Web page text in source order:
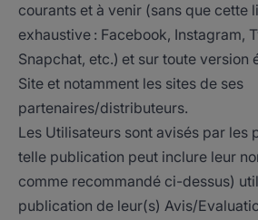
courants et à venir (sans que cette
exhaustive : Facebook, Instagram,
Snapchat, etc.) et sur toute version
Site et notamment les sites de ses
partenaires/distributeurs.
Les Utilisateurs sont avisés par les
telle publication peut inclure leur
comme recommandé ci-dessus)
publication de leur(s) Avis/